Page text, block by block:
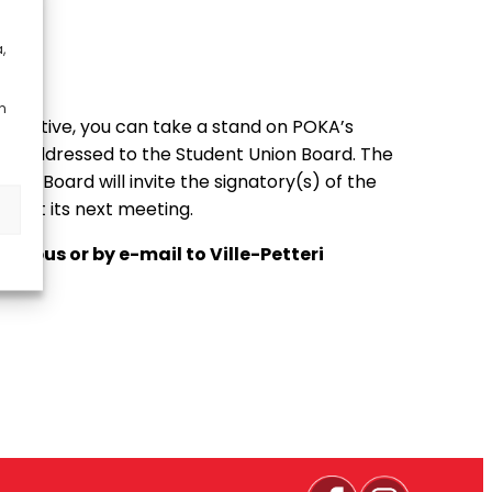
you can take a stand on POKA’s
addressed to the Student Union Board. The
the Board will invite the signatory(s) of the
at its next meeting.
or by e-mail to Ville-Petteri